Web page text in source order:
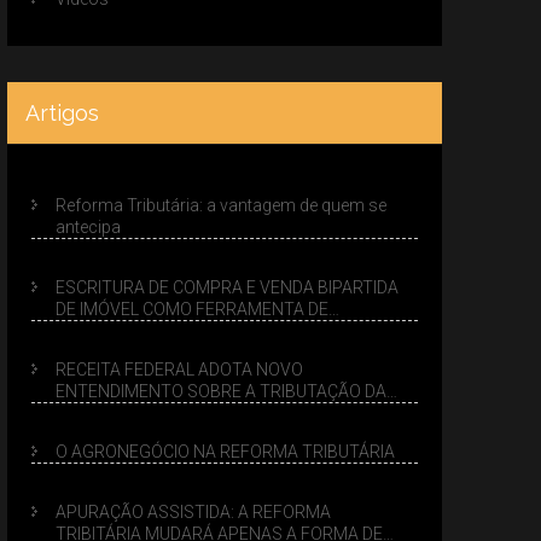
Artigos
Reforma Tributária: a vantagem de quem se
antecipa
ESCRITURA DE COMPRA E VENDA BIPARTIDA
DE IMÓVEL COMO FERRAMENTA DE
RECEITA FEDERAL ADOTA NOVO
ENTENDIMENTO SOBRE A TRIBUTAÇÃO DA
O AGRONEGÓCIO NA REFORMA TRIBUTÁRIA
APURAÇÃO ASSISTIDA: A REFORMA
TRIBITÁRIA MUDARÁ APENAS A FORMA DE